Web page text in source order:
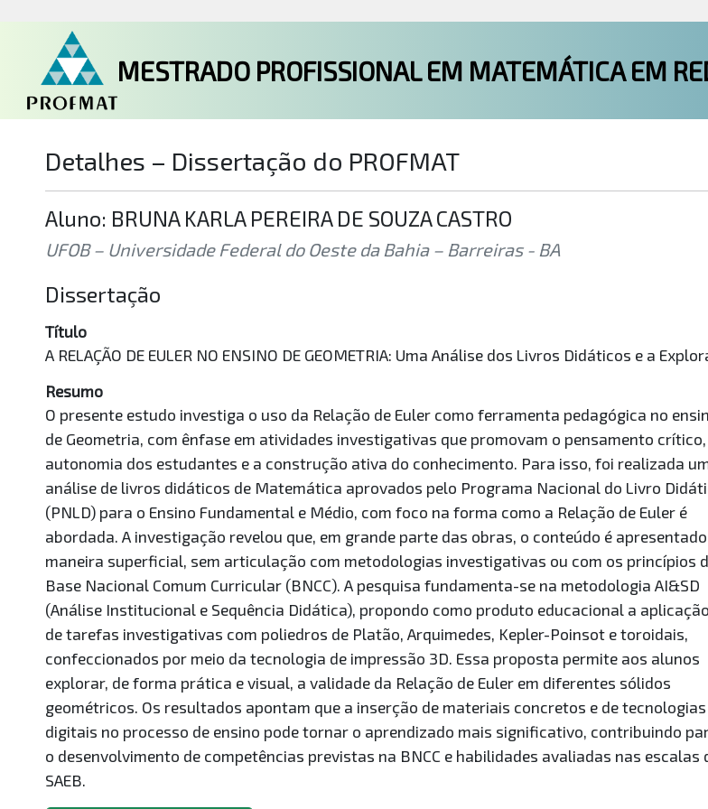
MESTRADO PROFISSIONAL EM MATEMÁTICA EM
Detalhes – Dissertação do PROFMAT
Aluno: BRUNA KARLA PEREIRA DE SOUZA CASTRO
UFOB – Universidade Federal do Oeste da Bahia – Barreiras - BA
Dissertação
Título
A RELAÇÃO DE EULER NO ENSINO DE GEOMETRIA: Uma Análise dos Livros Didáticos e a
Resumo
O presente estudo investiga o uso da Relação de Euler como ferramenta pedagógica no
de Geometria, com ênfase em atividades investigativas que promovam o pensamento
autonomia dos estudantes e a construção ativa do conhecimento. Para isso, foi realizada
análise de livros didáticos de Matemática aprovados pelo Programa Nacional do Livro
(PNLD) para o Ensino Fundamental e Médio, com foco na forma como a Relação de Euler é
abordada. A investigação revelou que, em grande parte das obras, o conteúdo é
maneira superficial, sem articulação com metodologias investigativas ou com os princípios
Base Nacional Comum Curricular (BNCC). A pesquisa fundamenta-se na metodologia AI&SD
(Análise Institucional e Sequência Didática), propondo como produto educacional a aplicação
de tarefas investigativas com poliedros de Platão, Arquimedes, Kepler-Poinsot e toroidais,
confeccionados por meio da tecnologia de impressão 3D. Essa proposta permite aos alunos
explorar, de forma prática e visual, a validade da Relação de Euler em diferentes sólidos
geométricos. Os resultados apontam que a inserção de materiais concretos e de tecnologias
digitais no processo de ensino pode tornar o aprendizado mais significativo, contribuindo
o desenvolvimento de competências previstas na BNCC e habilidades avaliadas nas escalas
SAEB.